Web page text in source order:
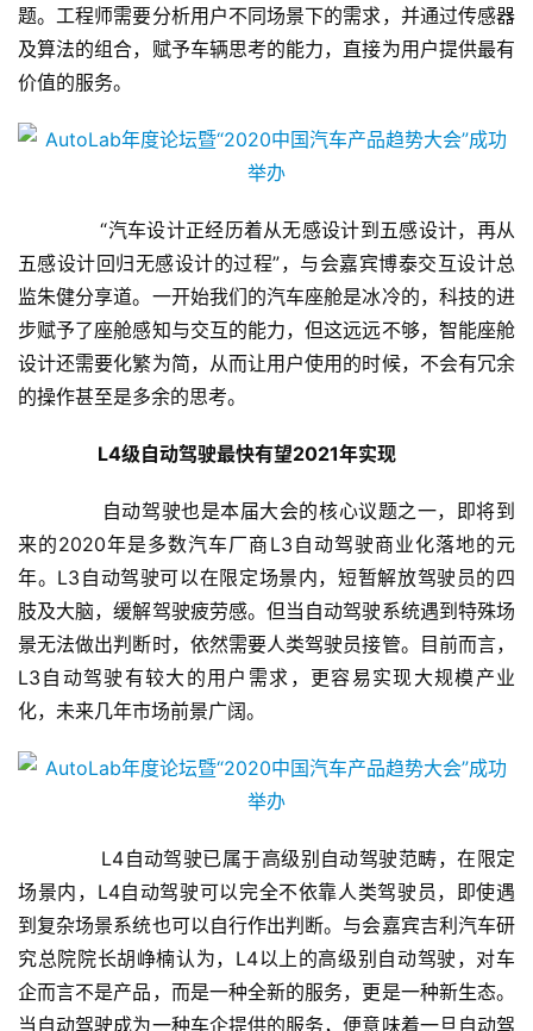
首
页
资
讯
财
经
商
科
技
经
济
金
娱
乐
综
艺
题。工程师需要分析用户不同场景下的需求，并通过传感器
及算法的组合，赋予车辆思考的能力，直接为用户提供最有
价值的服务。
“汽车设计正经历着从无感设计到五感设计，再从
五感设计回归无感设计的过程”，与会嘉宾博泰交互设计总
监朱健分享道。一开始我们的汽车座舱是冰冷的，科技的进
步赋予了座舱感知与交互的能力，但这远远不够，智能座舱
设计还需要化繁为简，从而让用户使用的时候，不会有冗余
的操作甚至是多余的思考。
L4级自动驾驶最快有望2021年实现
自动驾驶也是本届大会的核心议题之一，即将到
来的2020年是多数汽车厂商L3自动驾驶商业化落地的元
年。L3自动驾驶可以在限定场景内，短暂解放驾驶员的四
肢及大脑，缓解驾驶疲劳感。但当自动驾驶系统遇到特殊场
景无法做出判断时，依然需要人类驾驶员接管。目前而言，
L3自动驾驶有较大的用户需求，更容易实现大规模产业
化，未来几年市场前景广阔。
L4自动驾驶已属于高级别自动驾驶范畴，在限定
场景内，L4自动驾驶可以完全不依靠人类驾驶员，即使遇
到复杂场景系统也可以自行作出判断。与会嘉宾吉利汽车研
究总院院长胡峥楠认为，L4以上的高级别自动驾驶，对车
企而言不是产品，而是一种全新的服务，更是一种新生态。
当自动驾驶成为一种车企提供的服务，便意味着一旦自动驾